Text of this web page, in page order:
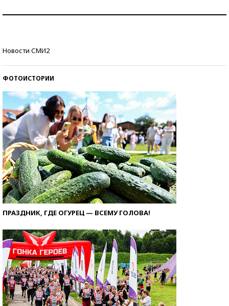
Новости СМИ2
ФОТОИСТОРИИ
ПРАЗДНИК, ГДЕ ОГУРЕЦ — ВСЕМУ ГОЛОВА!